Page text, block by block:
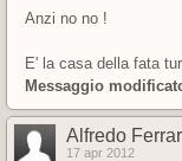
Anzi no no !
E' la casa della fata
Messaggio
Alfredo
17 apr 2012